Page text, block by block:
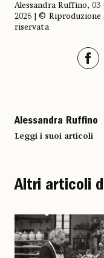
Alessandra Ruffino, 03
2026 | © Riproduzione
riservata
Alessandra Ruffino
Leggi i suoi articoli
Altri articoli